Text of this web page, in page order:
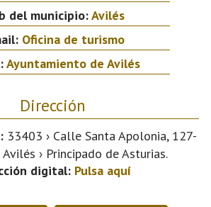
del municipio:Avilés
Oficina de turismo
Ayuntamiento de Avilés
Dirección
33403 › Calle Santa Apolonia, 127-
› Principado de Asturias.
digital: Pulsa aquí